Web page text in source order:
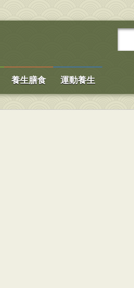
養生膳食 運動養生